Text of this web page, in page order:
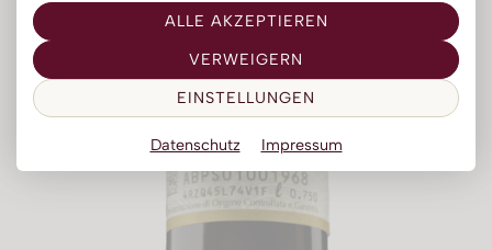
ALLE AKZEPTIEREN
VERWEIGERN
EINSTELLUNGEN
Datenschutz Impressum
Gin
Grappa | Tresterbrand
Likör
Obstbrand
Low Alc - Stillwein
Mavrio
Silentium